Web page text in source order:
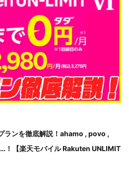
ランを徹底解説！ahamo , povo ,
！【楽天モバイル Rakuten UNLIMIT